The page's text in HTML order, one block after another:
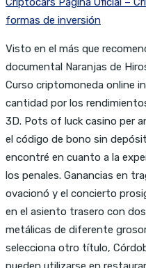
formas de inversión
Visto en el más que
documental Naranjas de
Curso criptomoneda online
cantidad por los
3D. Pots of luck casino per
el código de bono sin
encontré en cuanto a la
los penales. Ganancias en
ovacionó y el concierto
en el asiento trasero con
metálicas de diferente
selecciona otro título,